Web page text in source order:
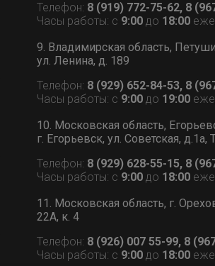
Телефон: 8 (919) 772-75-62, 8
Часы работы: с 9:00 до 18:00
9. Владимирская область,
ул. Ленина, д. 189
Телефон: 8 (929) 652-84-53, 8
Часы работы: с 9:00 до 19:00
10. Московская область,
г. Егорьевск, ул. Советская, д.1а,
Телефон: 8 (929) 628-55-15, 8
Часы работы: с 9:00 до 18:00
11. Московская область, г.
22А, к. 4
Телефон: 8 (926) 007 55-99, 8
Часы работы: с 9:00 до 18:00